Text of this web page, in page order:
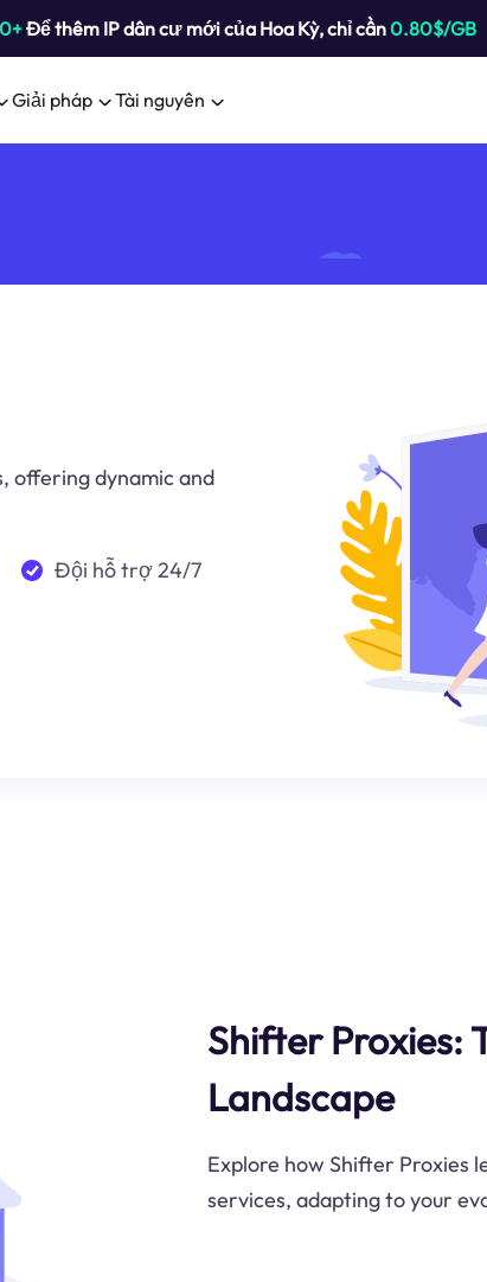
Để thêm IP dân cư mới của Hoa Kỳ, chỉ cần0.80$/GB
Giải pháp Tài nguyên
offering dynamic and
Đội hỗ trợ 24/7
Shifter Proxies:
Landscape
Explore how Shifter Proxies
services, adapting to your